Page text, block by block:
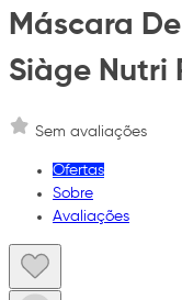
Máscara
Siàge Nutri
Sem avaliações
Ofertas
Sobre
Avaliações